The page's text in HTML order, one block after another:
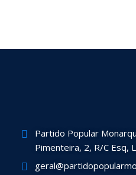
Partido Popular
Pimenteira, 2, R/C Esq,